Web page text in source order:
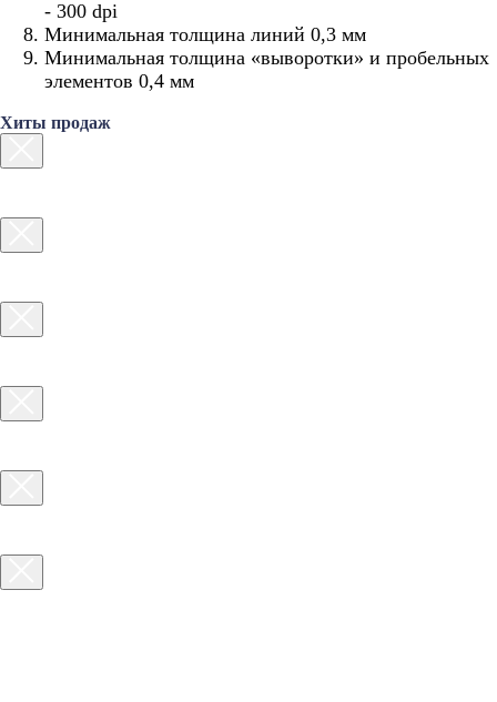
- 300 dpi
Минимальная толщина линий 0,3 мм
Минимальная толщина «выворотки» и пробельных
элементов 0,4 мм
Хиты продаж